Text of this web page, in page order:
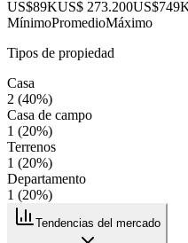
US$89KUS$ 273.200
MínimoPromedioMáximo
Tipos de propiedad
Casa
2 (40%)
Casa de campo
1 (20%)
Terrenos
1 (20%)
Departamento
1 (20%)
Tendencias del mercado